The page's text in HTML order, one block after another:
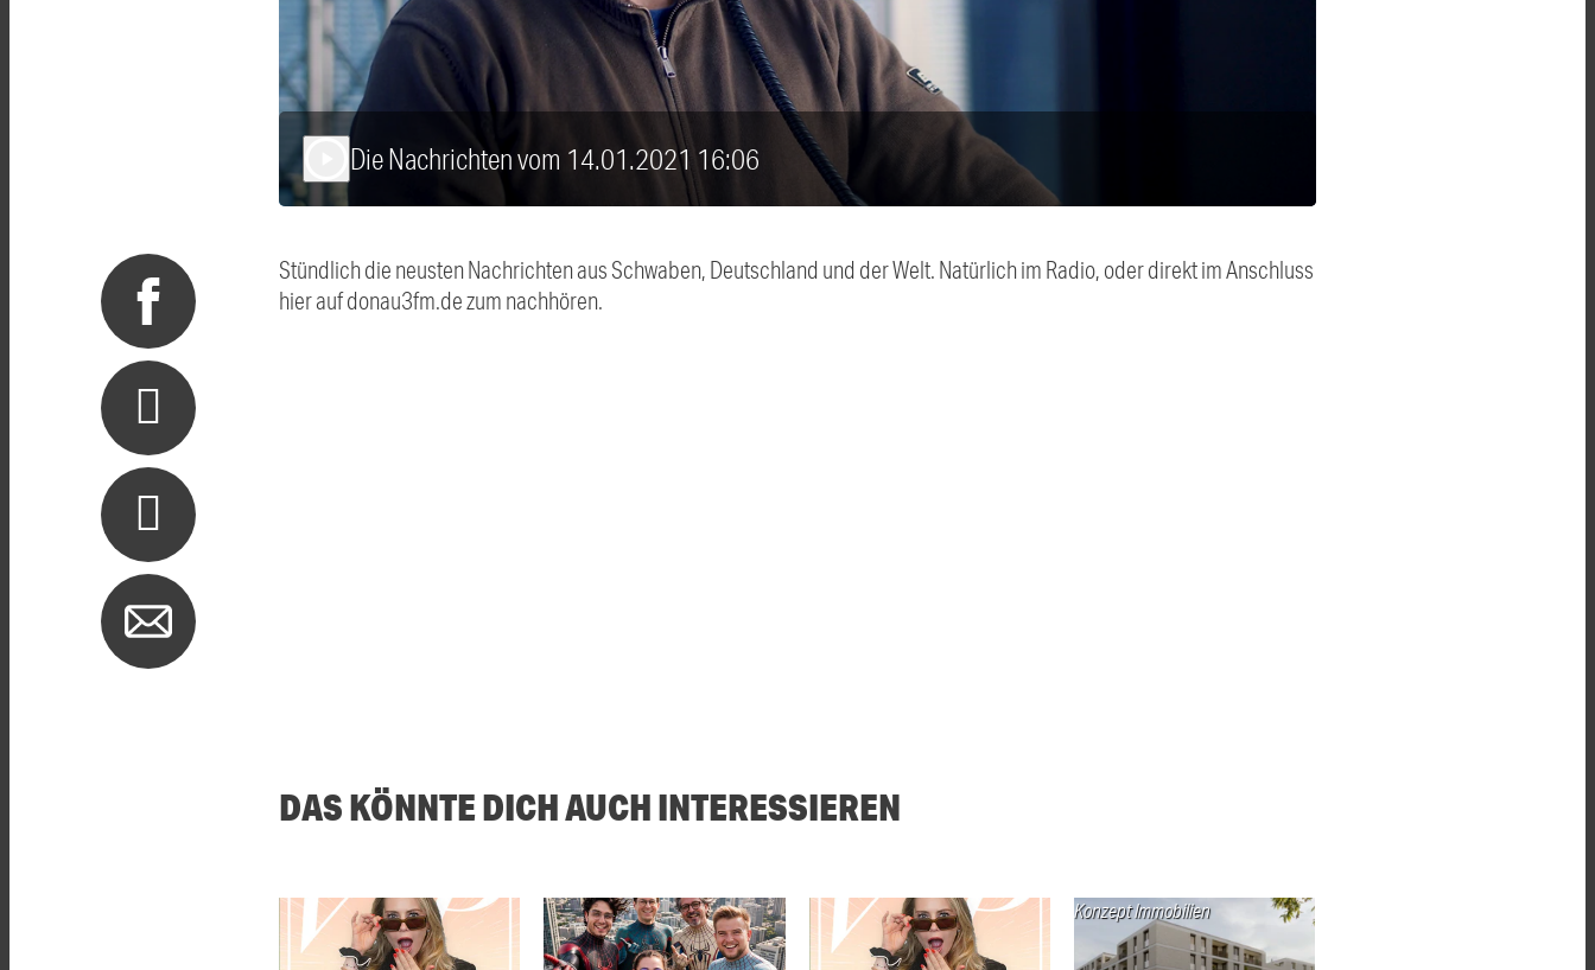
Die Nachrichten vom 14.01.2021 16:06
Stündlich die neusten Nachrichten aus Schwaben, Deutschland und der Welt. Natürlich im Radio, oder direkt im Anschluss
hier auf donau3fm.de zum nachhören.
DAS KÖNNTE DICH AUCH INTERESSIEREN
Konzept Immobilien